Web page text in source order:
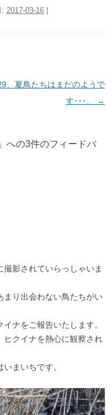
: 2017-03-16
、夏鳥たちはまだのようで
す･･･。
→
」への3件のフィードバ
影されていらっしゃいま
まり出会わない鳥たちがい
ナをご報告いたします。
ヒクイナを熱心に観察され
まいちです。